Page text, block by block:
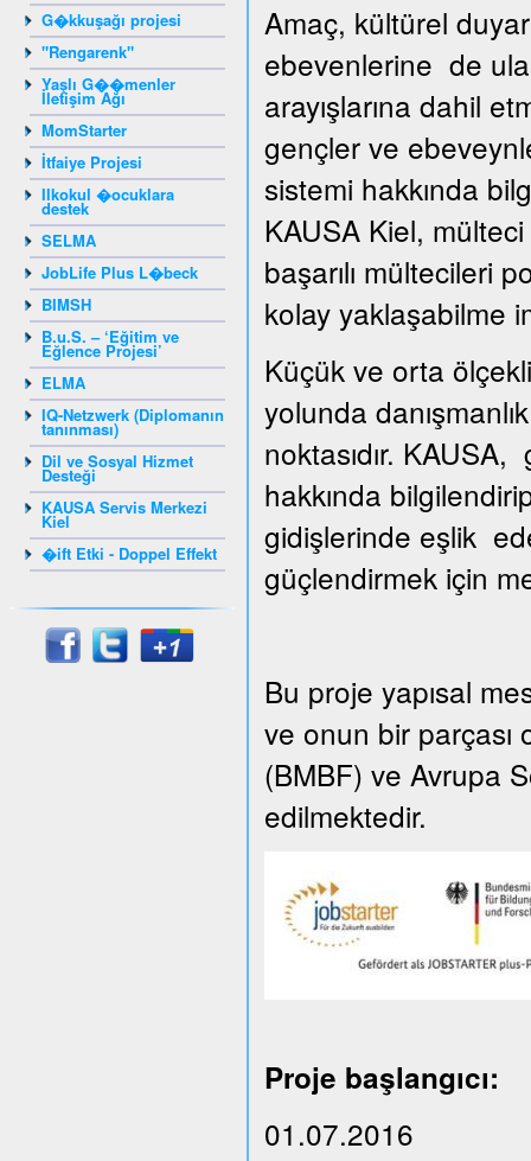
G�kkuşağı projesi
"Rengarenk"
Yaşlı G��menler
İletişim Ağı
MomStarter
İtfaiye Projesi
Ilkokul �ocuklara
destek
SELMA
JobLife Plus L�beck
BIMSH
B.u.S. – ‘Eğitim ve
Eğlence Projesi’
ELMA
IQ-Netzwerk (Diplomanın
tanınması)
Dil ve Sosyal Hizmet
Desteği
KAUSA Servis Merkezi
Kiel
�ift Etki - Doppel Effekt
Amaç, kültürel
ebevenlerine de
arayışlarına dahil
gençler ve
sistemi hakkında
KAUSA Kiel,
başarılı mültecileri
kolay yaklaşabilme
Küçük ve orta
yolunda
noktasıdır.
hakkında
gidişlerinde eşlik
güçlendirmek için
Bu proje yapısal
ve onun bir parçası
(BMBF) ve Avrupa
edilmektedir.
Proje başlangıcı:
01.07.2016